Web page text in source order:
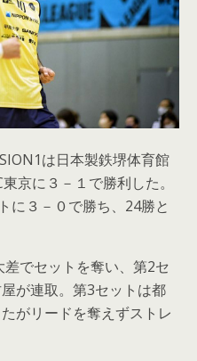
は日本製鉄堺体育館
京に３－１で勝利した。
に３－０で勝ち、24勝と
でセットを奪い、第2セ
が連取。第3セットは都
がリードを奪えずストレ